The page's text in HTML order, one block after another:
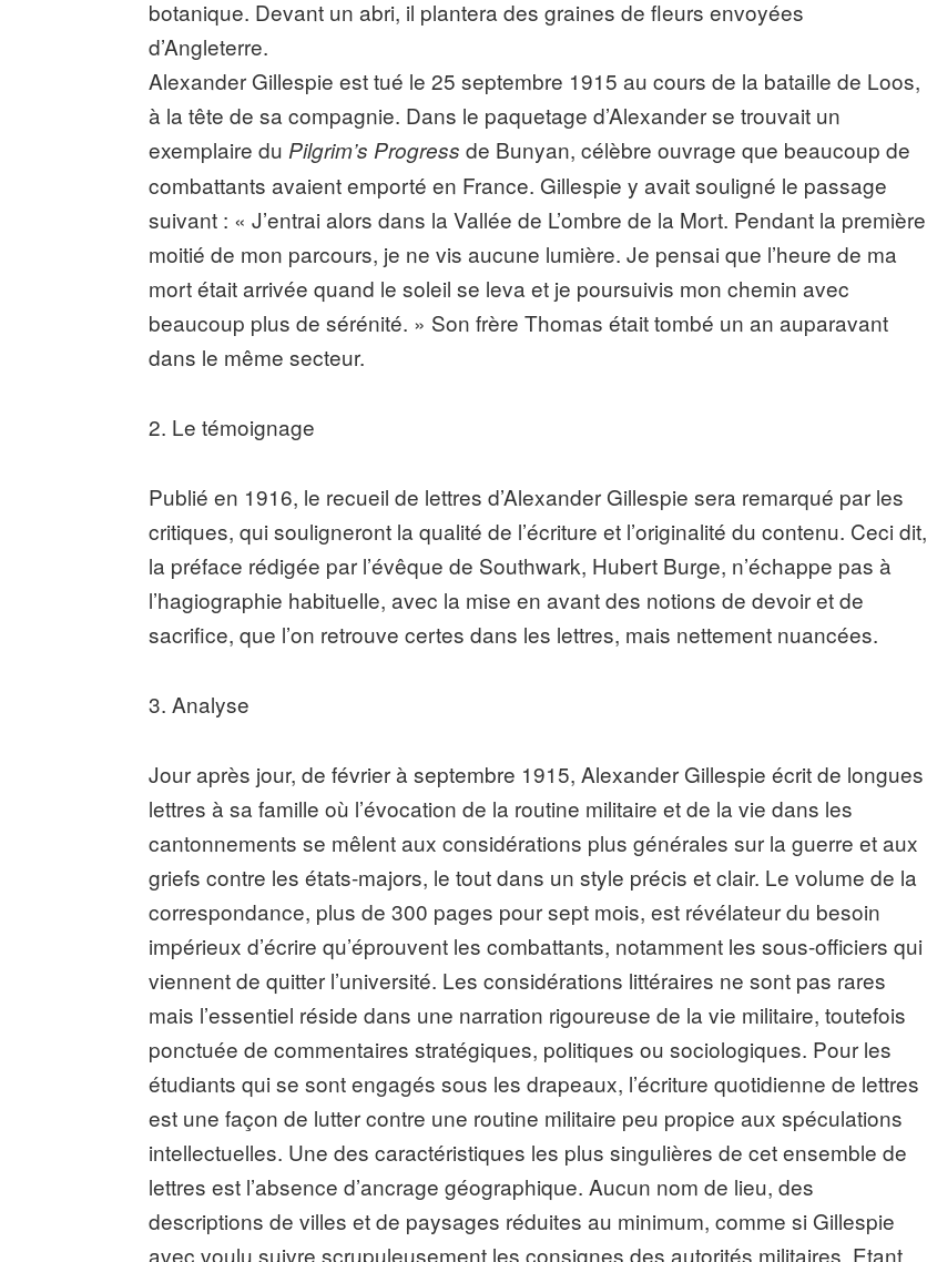
botanique. Devant un abri, il plantera des graines de fleurs envoyées
d’Angleterre.
Alexander Gillespie est tué le 25 septembre 1915 au cours de la bataille de Loos,
à la tête de sa compagnie. Dans le paquetage d’Alexander se trouvait un
exemplaire du Pilgrim’s Progressde Bunyan, célèbre ouvrage que beaucoup de
combattants avaient emporté en France. Gillespie y avait souligné le passage
suivant : « J’entrai alors dans la Vallée de L’ombre de la Mort. Pendant la première
moitié de mon parcours, je ne vis aucune lumière. Je pensai que l’heure de ma
mort était arrivée quand le soleil se leva et je poursuivis mon chemin avec
beaucoup plus de sérénité. » Son frère Thomas était tombé un an auparavant
dans le même secteur.
2. Le témoignage
Publié en 1916, le recueil de lettres d’Alexander Gillespie sera remarqué par les
critiques, qui souligneront la qualité de l’écriture et l’originalité du contenu. Ceci dit,
la préface rédigée par l’évêque de Southwark, Hubert Burge, n’échappe pas à
l’hagiographie habituelle, avec la mise en avant des notions de devoir et de
sacrifice, que l’on retrouve certes dans les lettres, mais nettement nuancées.
3. Analyse
Jour après jour, de février à septembre 1915, Alexander Gillespie écrit de longues
lettres à sa famille où l’évocation de la routine militaire et de la vie dans les
cantonnements se mêlent aux considérations plus générales sur la guerre et aux
griefs contre les états-majors, le tout dans un style précis et clair. Le volume de la
correspondance, plus de 300 pages pour sept mois, est révélateur du besoin
impérieux d’écrire qu’éprouvent les combattants, notamment les sous-officiers qui
viennent de quitter l’université. Les considérations littéraires ne sont pas rares
mais l’essentiel réside dans une narration rigoureuse de la vie militaire, toutefois
ponctuée de commentaires stratégiques, politiques ou sociologiques. Pour les
étudiants qui se sont engagés sous les drapeaux, l’écriture quotidienne de lettres
est une façon de lutter contre une routine militaire peu propice aux spéculations
intellectuelles. Une des caractéristiques les plus singulières de cet ensemble de
lettres est l’absence d’ancrage géographique. Aucun nom de lieu, des
descriptions de villes et de paysages réduites au minimum, comme si Gillespie
avec voulu suivre scrupuleusement les consignes des autorités militaires. Etant